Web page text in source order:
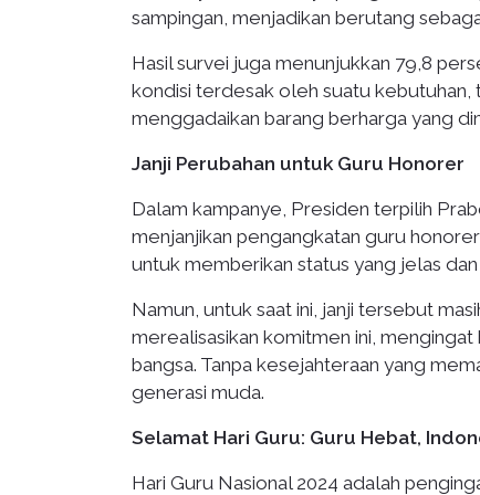
sampingan, menjadikan berutang
Hasil survei juga menunjukkan 79,8
kondisi terdesak oleh suatu
menggadaikan barang berharga yang
Janji Perubahan untuk Guru Honorer
Dalam kampanye, Presiden terpilih
menjanjikan pengangkatan guru
untuk memberikan status yang jelas
Namun, untuk saat ini, janji tersebut
merealisasikan komitmen ini,
bangsa. Tanpa kesejahteraan yang
generasi muda.
Selamat Hari Guru: Guru Hebat,
Hari Guru Nasional 2024 adalah